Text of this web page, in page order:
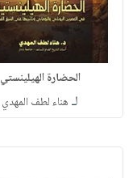
الحضارة الهيلينستي
لـ هناء لطف المهدي